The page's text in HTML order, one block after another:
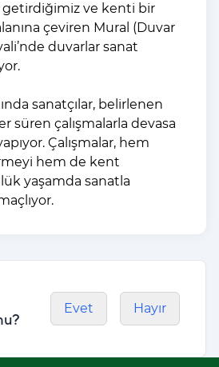
getirdiğimiz ve kenti bir
çeviren Mural (Duvar
duvarlar sanat
sanatçılar, belirlenen
süren çalışmalarla devasa
Çalışmalar, hem
hem de kent
yaşamda sanatla
Evet Hayır